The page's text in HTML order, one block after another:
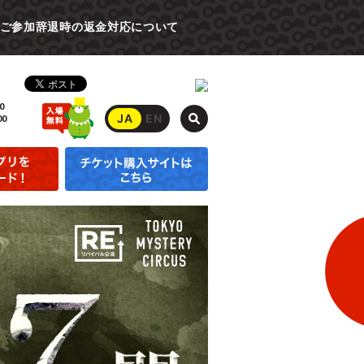
参加辞退時の返金対応について
JA EN